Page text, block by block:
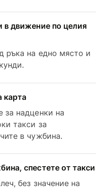
в движение по целия
ръка на едно място и
карта
за надценки на
такси за
в чужбина.
спестете от такси
без значение на